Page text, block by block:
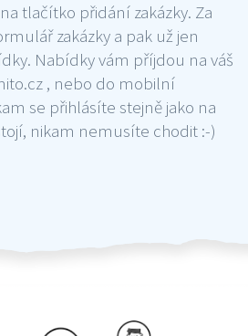
tlačítko přidání zakázky. Za
zakázky a pak už jen
Nabídky vám příjdou na váš
, nebo do mobilní
se přihlásíte stejně jako na
nikam nemusíte chodit :-)